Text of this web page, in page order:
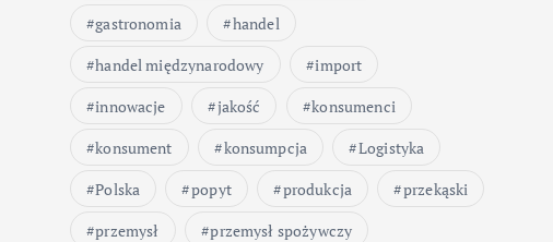
gastronomia
handel
handel międzynarodowy
import
innowacje
jakość
konsumenci
konsument
konsumpcja
Logistyka
Polska
popyt produkcja
przekąski
przemysł
przemysł spożywczy